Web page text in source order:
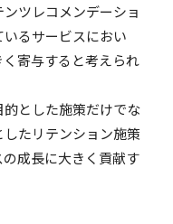
ツレコメンデーショ
るサービスにおい
寄与すると考えられ
とした施策だけでな
たリテンション施策
成長に大きく貢献す